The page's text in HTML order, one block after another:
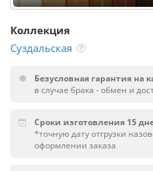
Коллекция
Суздальская
Безусловная гарантия на
в случае брака - обмен и
Сроки изготовления 15
*точную дату отгрузки
оформлении заказа